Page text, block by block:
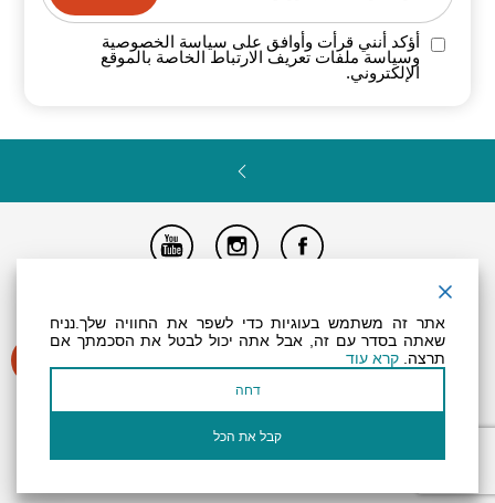
أؤكد أنني قرأت وأوافق على سياسة الخصوصية
وسياسة ملفات تعريف الارتباط الخاصة بالموقع
الإلكتروني.
جميع الحقوق محفوظة لـ "أرض (منطقة) البحر الميت ©
אתר זה משתמש בעוגיות כדי לשפר את החוויה שלך.נניח
שאתה בסדר עם זה, אבל אתה יכול לבטל את הסכמתך אם
תרצה. קרא עוד
דחה
קבל את הכל